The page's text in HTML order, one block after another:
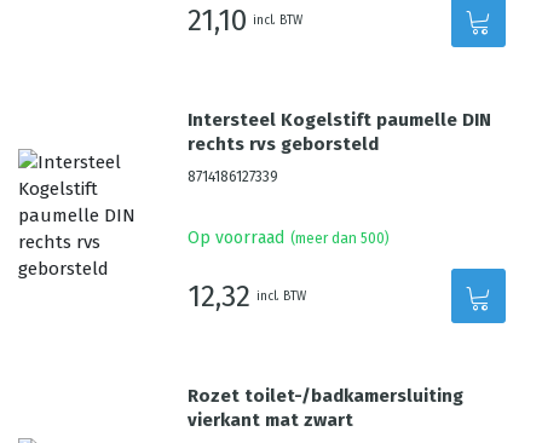
21,10 incl. BTW
Intersteel Kogelstift paumelle DIN
rechts rvs geborsteld
8714186127339
Op voorraad (meer dan 500)
12,32 incl. BTW
Rozet toilet-/badkamersluiting
vierkant mat zwart